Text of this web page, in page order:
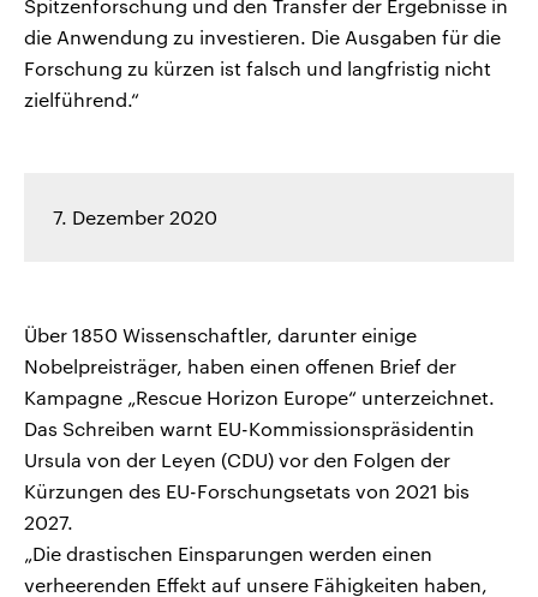
Spitzenforschung und den Transfer der Ergebnisse in
die Anwendung zu investieren. Die Ausgaben für die
Forschung zu kürzen ist falsch und langfristig nicht
zielführend.“
7. Dezember 2020
Über 1850 Wissenschaftler, darunter einige
Nobelpreisträger, haben einen offenen Brief der
Kampagne „Rescue Horizon Europe“ unterzeichnet.
Das Schreiben warnt EU-Kommissionspräsidentin
Ursula von der Leyen (CDU) vor den Folgen der
Kürzungen des EU-Forschungsetats von 2021 bis
2027.
„Die drastischen Einsparungen werden einen
verheerenden Effekt auf unsere Fähigkeiten haben,